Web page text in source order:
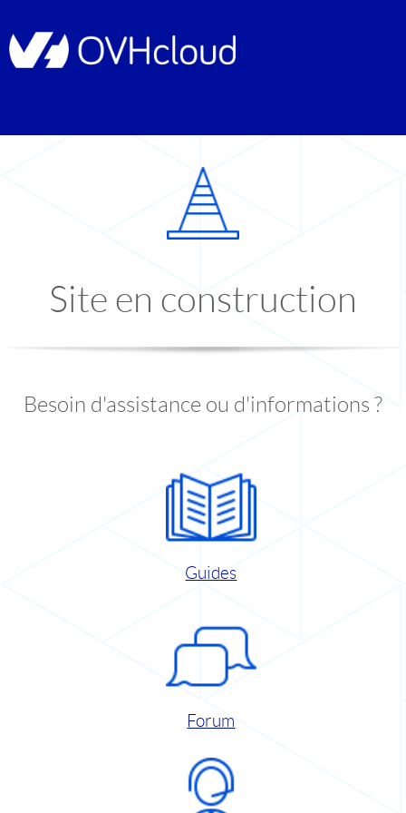
Site en construction
Besoin d'assistance ou d'informations ?
Guides
Forum